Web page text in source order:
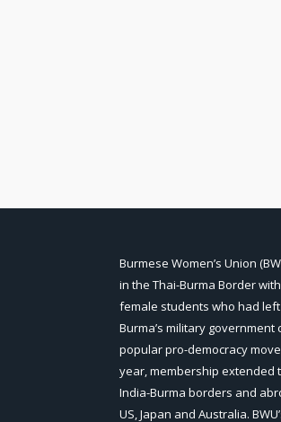
Burmese Women’s Union
in the Thai-Burma Border
female students who had
Burma’s military
popular pro-democracy
year, membership extended
India-Burma borders and
US, Japan and Australia.